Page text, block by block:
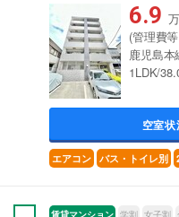
6.9
(管理費
鹿児島
1LDK/
空室
エアコン バス・トイレ別
賃貸マンション 学割 女子割